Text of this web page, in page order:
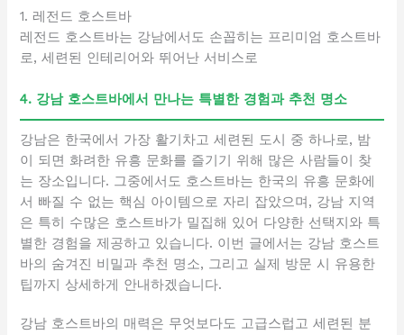
1. 레전드 호스트바
레전드 호스트바는 강남에서도 손꼽히는 프리미엄 호스트바
로, 세련된 인테리어와 뛰어난 서비스로
4. 강남 호스트바에서 만나는 특별한 경험과 추천 명소
강남은 한국에서 가장 활기차고 세련된 도시 중 하나로, 밤
이 되면 화려한 유흥 문화를 즐기기 위해 많은 사람들이 찾
는 장소입니다. 그중에서도 호스트바는 한국의 유흥 문화에
서 빠질 수 없는 핵심 아이템으로 자리 잡았으며, 강남 지역
은 특히 수많은 호스트바가 밀집해 있어 다양한 선택지와 특
별한 경험을 제공하고 있습니다. 이번 글에서는 강남 호스트
바의 숨겨진 비밀과 추천 명소, 그리고 실제 방문 시 유용한
팁까지 상세하게 안내하겠습니다.
강남 호스트바의 매력은 무엇보다도 고급스럽고 세련된 분